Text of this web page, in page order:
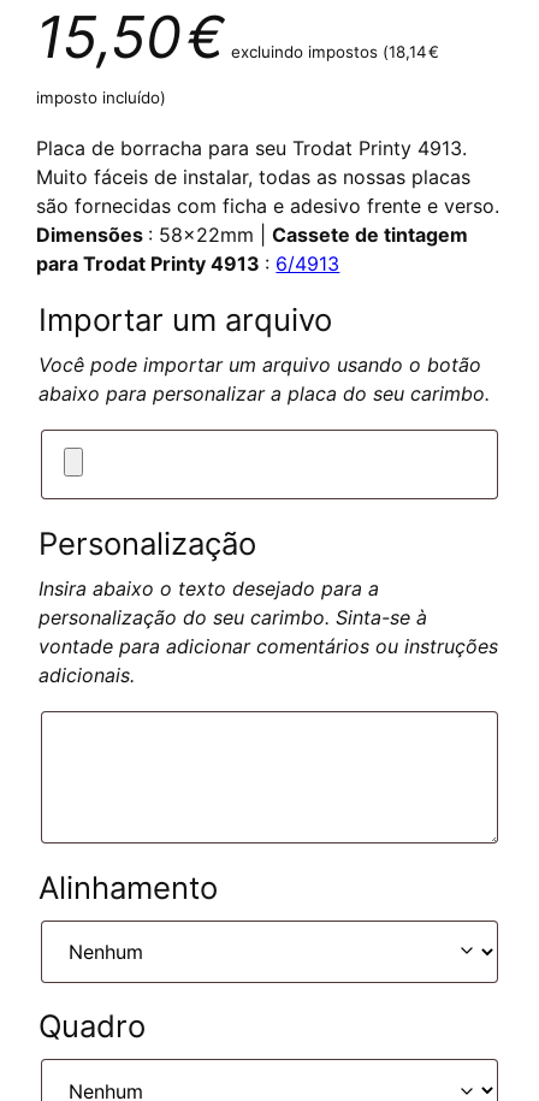
15,50€ excluindo impostos (18,14€
imposto incluído)
Placa de borracha para seu Trodat Printy 4913.
Muito fáceis de instalar, todas as nossas placas
são fornecidas com ficha e adesivo frente e verso.
Dimensões : 58x22mm |Cassete de tintagem
para Trodat Printy 4913 : 6/4913
Importar um arquivo
Você pode importar um arquivo usando o botão
abaixo para personalizar a placa do seu carimbo.
Personalização
Insira abaixo o texto desejado para a
personalização do seu carimbo. Sinta-se à
vontade para adicionar comentários ou instruções
adicionais.
Alinhamento
Quadro